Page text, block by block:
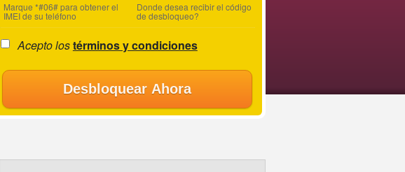
Marque *#06# para obtener el
IMEI de su teléfono
Donde desea recibir el código
de desbloqueo?
Acepto lostérminos y condiciones
Desbloquear Ahora